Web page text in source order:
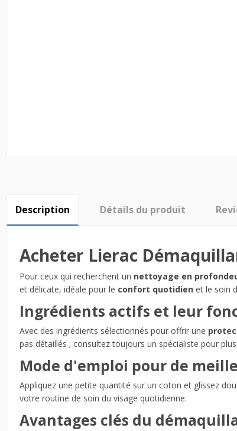
Description Détails du produit
Acheter Lierac
Pour ceux qui recherchent un nettoyage en
et délicate, idéale pour le confort quotidien et le soin
Ingrédients actifs et leur
Avec des ingrédients sélectionnés pour offrir une
pas détaillés ; consultez toujours un spécialiste pour
Mode d'emploi pour de
Appliquez une petite quantité sur un coton et glissez
votre routine de soin du visage quotidienne.
Avantages clés du